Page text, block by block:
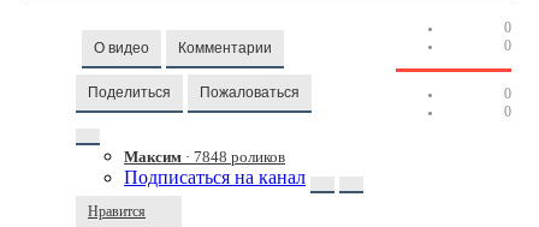
О видео Комментарии
Поделиться Пожаловаться
Максим · 7848 роликов
Подписаться на канал
Нравится
0
0
0
0